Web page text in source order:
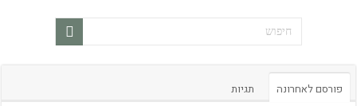
פורסם לאחרונה תגיות